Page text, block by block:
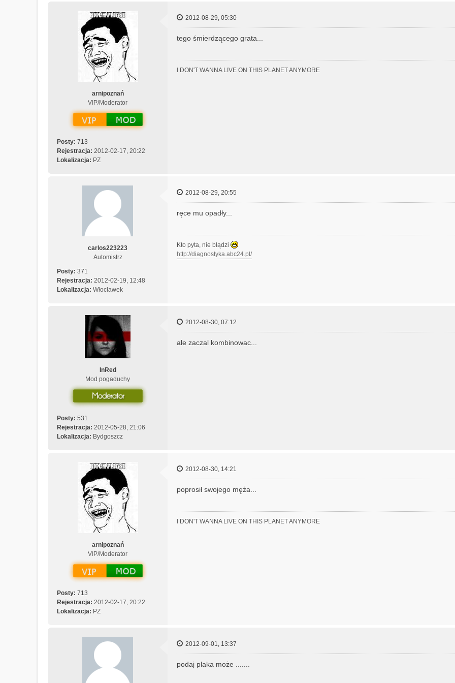
arnipoznań
VIP/Moderator
Posty: 713
Rejestracja: 2012-02-17, 20:22
Lokalizacja: PZ
2012-08-29, 05:30
tego śmierdzącego grata...
I DON'T WANNA LIVE ON THIS PLANET ANYMORE
carlos223223
Automistrz
Posty: 371
Rejestracja: 2012-02-19, 12:48
Lokalizacja: Włocławek
2012-08-29, 20:55
ręce mu opadły...
Kto pyta, nie błądzi
http://diagnostyka.abc24.pl/
InRed
Mod pogaduchy
Posty: 531
Rejestracja: 2012-05-28, 21:06
Lokalizacja: Bydgoszcz
2012-08-30, 07:12
ale zaczal kombinowac...
arnipoznań
VIP/Moderator
Posty: 713
Rejestracja: 2012-02-17, 20:22
Lokalizacja: PZ
2012-08-30, 14:21
poprosił swojego męża...
I DON'T WANNA LIVE ON THIS PLANET ANYMORE
2012-09-01, 13:37
podaj plaka może .......